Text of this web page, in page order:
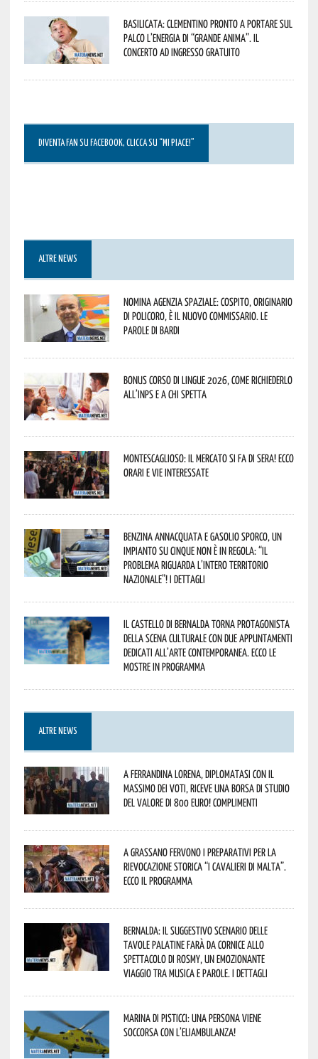
Basilicata: Clementino pronto a portare sul
palco l’energia di “Grande Anima”. Il
concerto ad ingresso gratuito
DIVENTA FAN SU FACEBOOK, CLICCA SU “MI PIACE!”
ALTRE NEWS
Nomina Agenzia Spaziale: Cospito, originario
di Policoro, è il nuovo commissario. Le
parole di Bardi
Bonus corso di lingue 2026, come richiederlo
all’INPS e a chi spetta
Montescaglioso: il mercato si fa di sera! Ecco
orari e vie interessate
Benzina annacquata e gasolio sporco, un
impianto su cinque non è in regola: “il
problema riguarda l’intero territorio
Nazionale”! I dettagli
Il Castello di Bernalda torna protagonista
della scena culturale con due appuntamenti
dedicati all’arte contemporanea. Ecco le
mostre in programma
ALTRE NEWS
A Ferrandina Lorena, diplomatasi con il
massimo dei voti, riceve una borsa di studio
del valore di 800 euro! Complimenti
A Grassano fervono i preparativi per la
Rievocazione Storica “I CAVALIERI DI MALTA”.
Ecco il programma
Bernalda: il suggestivo scenario delle
Tavole Palatine farà da cornice allo
spettacolo di Rosmy, un emozionante
viaggio tra musica e parole. I dettagli
Marina di Pisticci: una persona viene
soccorsa con l’eliambulanza!